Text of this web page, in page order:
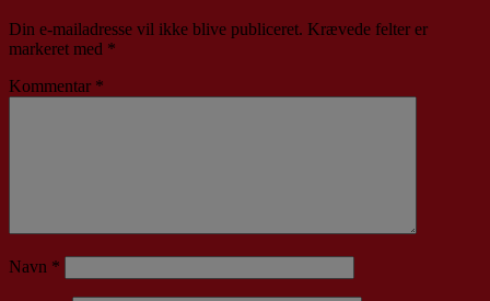
Din e-mailadresse vil ikke blive publiceret. Krævede felter er
markeret med *
Kommentar *
Navn *